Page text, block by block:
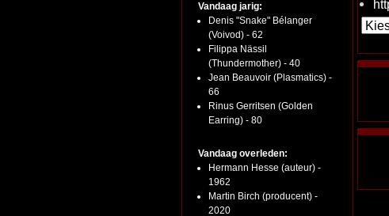
Vandaag jarig:
Denis "Snake" Bélanger
(Voivod) - 62
Filippa Nässil
(Thundermother) - 40
Jean Beauvoir (Plasmatics) -
66
Rinus Gerritsen (Golden
Earring) - 80
Vandaag overleden:
Hermann Hesse (auteur) -
1962
Martin Birch (producent) -
2020